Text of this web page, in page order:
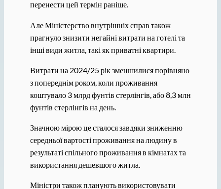
перенести цей термін раніше.
Але Міністерство внутрішніх справ також
прагнуло знизити негайні витрати на готелі та
інші види житла, такі як приватні квартири.
Витрати на 2024/25 рік зменшилися порівняно
з попереднім роком, коли проживання
коштувало 3 млрд фунтів стерлінгів, або 8,3 млн
фунтів стерлінгів на день.
Значною мірою це сталося завдяки зниженню
середньої вартості проживання на людину в
результаті спільного проживання в кімнатах та
використання дешевшого житла.
Міністри також планують використовувати